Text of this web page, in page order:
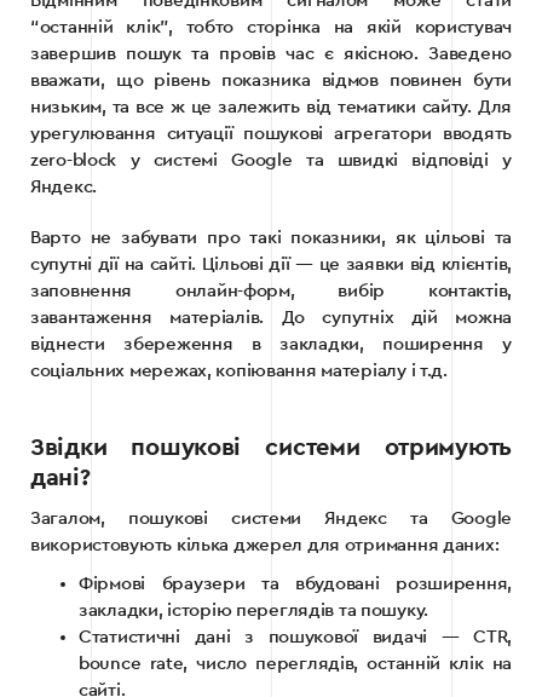
“останній клік”, тобто сторінка на якій користувач
завершив пошук та провів час є якісною. Заведено
вважати, що рівень показника відмов повинен бути
низьким, та все ж це залежить від тематики сайту. Для
урегулювання ситуації пошукові агрегатори вводять
zero-block у системі Google та швидкі відповіді у
Яндекс.
Варто не забувати про такі показники, як цільові та
супутні дії на сайті. Цільові дії — це заявки від клієнтів,
заповнення онлайн-форм, вибір контактів,
завантаження матеріалів. До супутніх дій можна
віднести збереження в закладки, поширення у
соціальних мережах, копіювання матеріалу і т.д.
Звідки пошукові системи отримують
дані?
Загалом, пошукові системи Яндекс та Google
використовують кілька джерел для отримання даних:
Фірмові браузери та вбудовані розширення,
закладки, історію переглядів та пошуку.
Статистичні дані з пошукової видачі — CTR,
bounce rate, число переглядів, останній клік на
сайті.